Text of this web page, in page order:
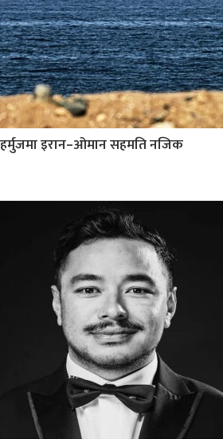
हर्मुजमा इरान–ओमान सहमति नजिक